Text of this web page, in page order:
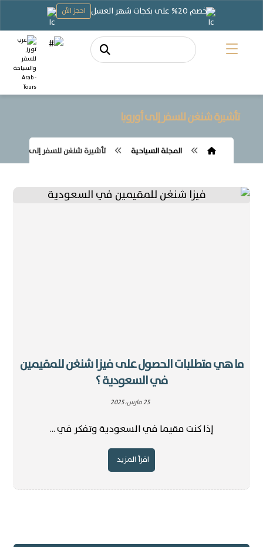
خصم 20% على بكجات شهر العسل احجز الآن
تأشيرة شنغن للسفر إلى أوروبا
المجلة السياحية تأشيرة شنغن للسفر إلى أوروبا
ما هي متطلبات الحصول على فيزا شنغن للمقيمين
في السعودية ؟
25 مارس، 2025
إذا كنت مقيما في السعودية وتفكر في ...
اقرأ المزيد